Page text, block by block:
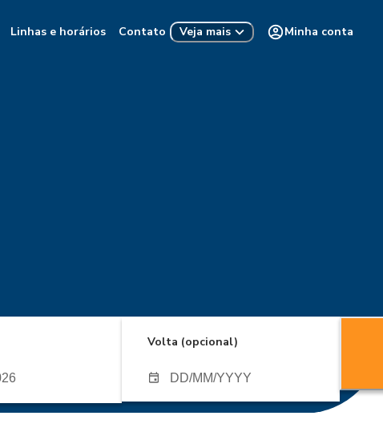
Linhas e horários Contato Veja mais Minha conta
Volta (opcional)